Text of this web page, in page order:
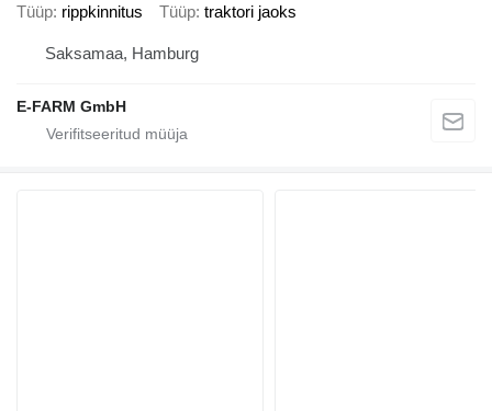
Tüüp rippkinnitus Tüüp traktori jaoks
Saksamaa, Hamburg
E-FARM GmbH